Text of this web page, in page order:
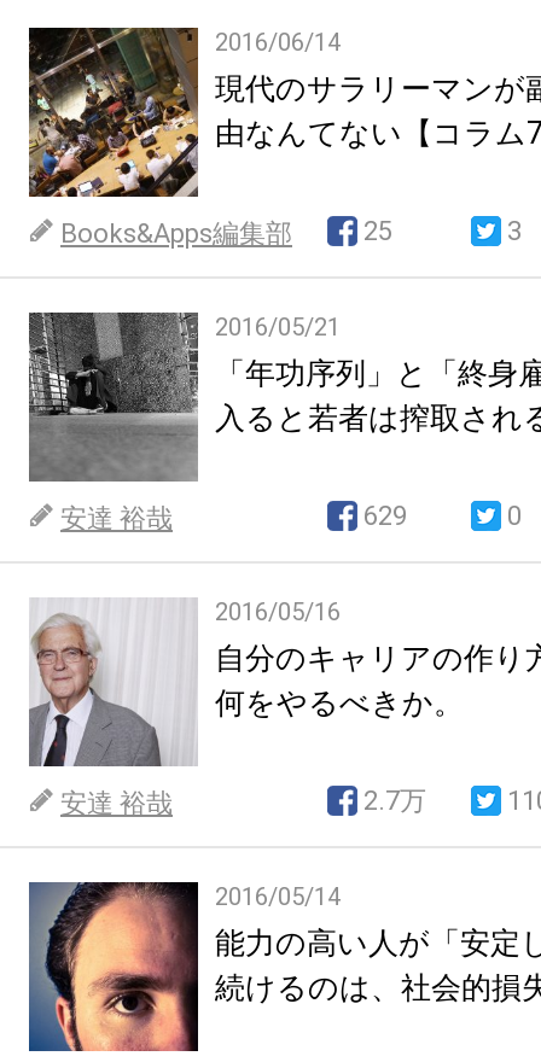
2016/06/14
現代のサラリーマンが
由なんてない【コラム
Books&Apps編集部 25 3
2016/05/21
「年功序列」と「終身
入ると若者は搾取され
安達 裕哉 629 0
2016/05/16
自分のキャリアの作り
何をやるべきか。
安達 裕哉 2.7万
2016/05/14
能力の高い人が「安定
続けるのは、社会的損